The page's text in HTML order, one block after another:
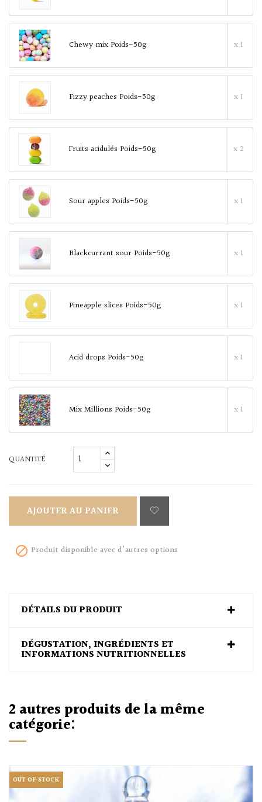
Chewy mix Poids-50g x 1
Fizzy peaches Poids-50g x 1
Fruits acidulés Poids-50g x 2
Sour apples Poids-50g x 1
Blackcurrant sour Poids-50g x 1
Pineapple slices Poids-50g x 1
Acid drops Poids-50g x 1
Mix Millions Poids-50g x 1
QUANTITÉ
AJOUTER AU PANIER
 Produit disponible avec d'autres options
DÉTAILS DU PRODUIT
DÉGUSTATION, INGRÉDIENTS ET
INFORMATIONS NUTRITIONNELLES
2 autres produits de la même
catégorie:
OUT OF STOCK